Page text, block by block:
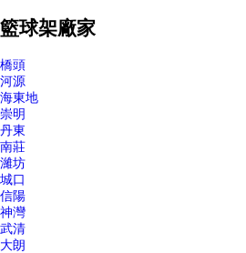
籃球架廠家
橋頭
河源
海東地
崇明
丹東
南莊
濰坊
城口
信陽
神灣
武清
大朗